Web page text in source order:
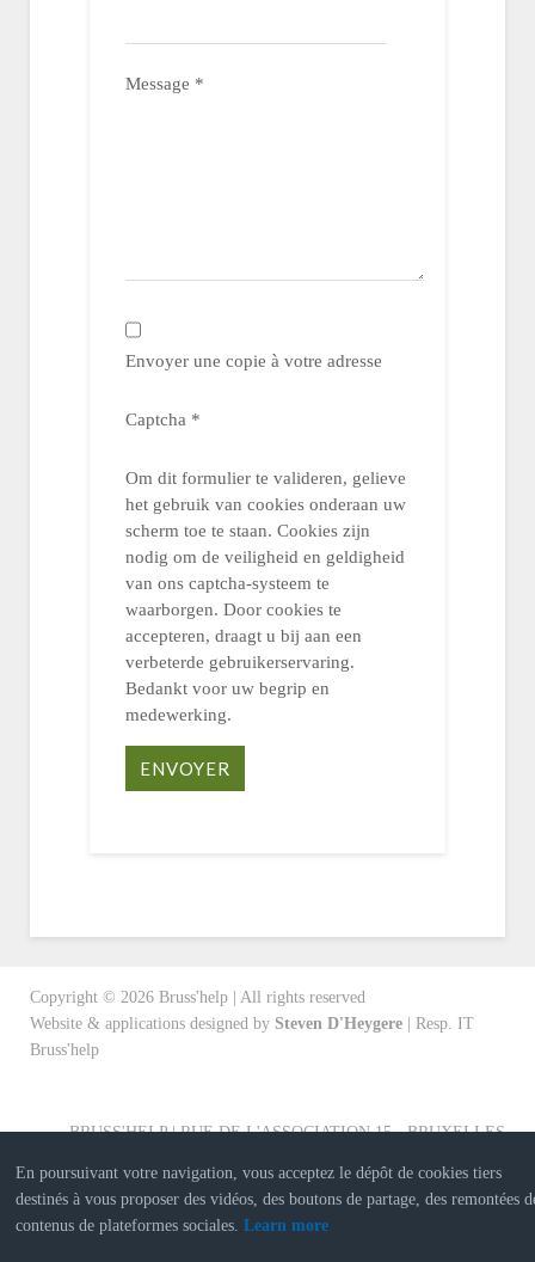
Message *
Envoyer une copie à votre adresse
Captcha *
Om dit formulier te valideren, gelieve
het gebruik van cookies onderaan uw
scherm toe te staan. Cookies zijn
nodig om de veiligheid en geldigheid
van ons captcha-systeem te
waarborgen. Door cookies te
accepteren, draagt u bij aan een
verbeterde gebruikerservaring.
Bedankt voor uw begrip en
medewerking.
ENVOYER
Copyright © 2026 Bruss'help | All rights reserved
Website & applications designed by Steven D'Heygere | Resp. IT
Bruss'help
BRUSS'HELP | RUE DE L'ASSOCIATION 15 - BRUXELLES
En poursuivant votre navigation, vous acceptez le dépôt de cookies tiers
destinés à vous proposer des vidéos, des boutons de partage, des remontées
contenus de plateformes sociales.Learn more